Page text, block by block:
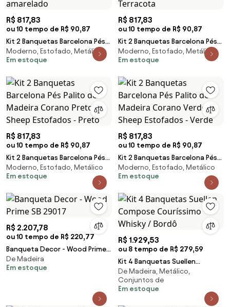
R$ 817,83
ou 10 tempo de R$ 90,87
Kit 2 Banquetas Barcelona Pés
Palito de Madeira Corano
Amarula - Sheep Estofados -
Moderno, Estofado, Metálico
Em estoque
R$ 817,83
ou 10 tempo de R$ 90,87
Kit 2 Banquetas Barcelona Pés
Palito de Madeira Corano Telha
- Sheep Estofados - Terracota
Moderno, Estofado, Metálico
Em estoque
R$ 817,83
ou 10 tempo de R$ 90,87
Kit 2 Banquetas Barcelona Pés
Palito de Madeira Corano Preto
- Sheep Estofados - Preto
Moderno, Estofado, Metálico
Em estoque
R$ 817,83
ou 10 tempo de R$ 90,87
Kit 2 Banquetas Barcelona Pés
Palito de Madeira Corano Verde
- Sheep Estofados - Verde
Moderno, Estofado, Metálico
Em estoque
R$ 2.207,78
ou 10 tempo de R$ 220,77
Banqueta Decor - Wood Prime
SB 29017
De Madeira
Em estoque
R$ 1.929,53
ou 8 tempo de R$ 279,59
Kit 4 Banquetas Suellen
Compose Couríssimo Whisky /
Bordô
De Madeira, Metálico,
Conjuntos de
Em estoque